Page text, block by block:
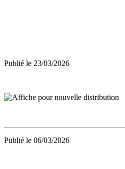
Publié le 23/03/2026
Publié le 06/03/2026